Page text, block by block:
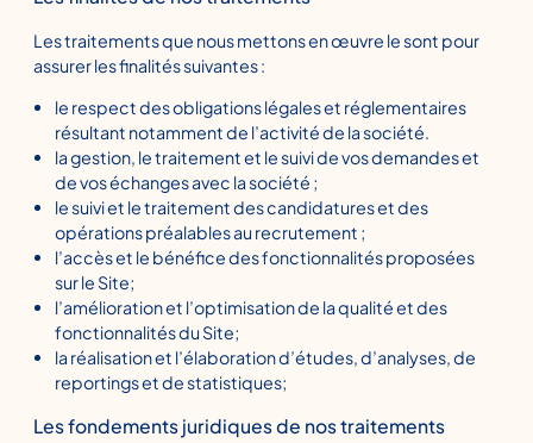
Les traitements que nous mettons en œuvre le sont pour
assurer les finalités suivantes :
le respect des obligations légales et réglementaires
résultant notamment de l’activité de la société.
la gestion, le traitement et le suivi de vos demandes et
de vos échanges avec la société ;
le suivi et le traitement des candidatures et des
opérations préalables au recrutement ;
l’accès et le bénéfice des fonctionnalités proposées
sur le Site;
l’amélioration et l’optimisation de la qualité et des
fonctionnalités du Site;
la réalisation et l’élaboration d’études, d’analyses, de
reportings et de statistiques;
Les fondements juridiques de nos traitements